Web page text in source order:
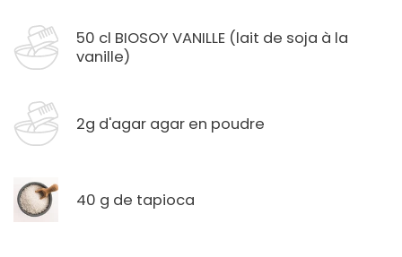
50 cl BIOSOY VANILLE (lait de soja à la
vanille)
2g d'agar agar en poudre
40 g de tapioca